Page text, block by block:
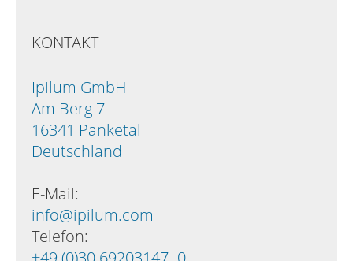
KONTAKT
Ipilum GmbH
Am Berg 7
16341 Panketal
Deutschland
E-Mail:
info@ipilum.com
Telefon: